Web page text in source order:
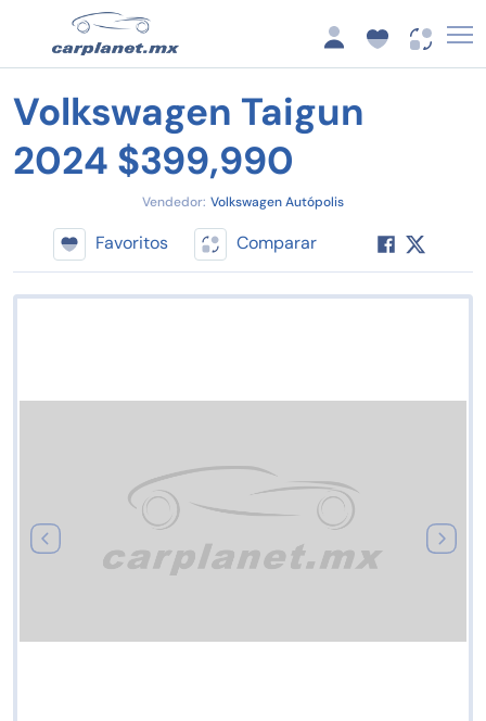
Volkswagen Taigun
2024 $399,990
Vendedor: Volkswagen Autópolis
Favoritos Comparar